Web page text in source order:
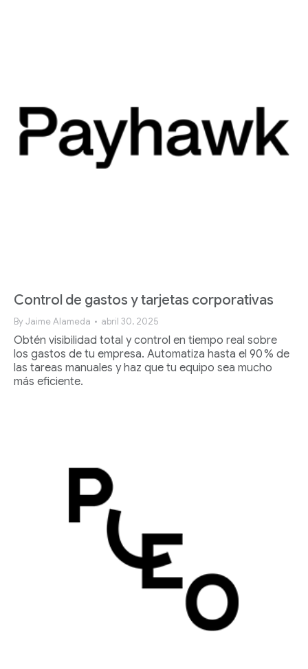
Control de gastos y tarjetas corporativas
ByJaime Alameda abril 30, 2025
Obtén visibilidad total y control en tiempo real sobre
los gastos de tu empresa. Automatiza hasta el 90 % de
las tareas manuales y haz que tu equipo sea mucho
más eficiente.